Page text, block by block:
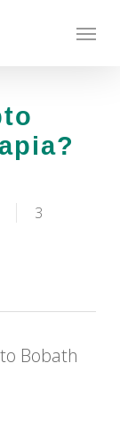
Menu
3
Bobath